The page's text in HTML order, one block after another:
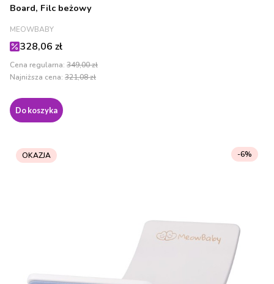
Board, Filc beżowy
PRODUCENT
MEOWBABY
Cena promocyjna
328,06 zł
Cena regularna: 349,00 zł
Najniższa cena: 321,08 zł
Do koszyka
OKAZJA -6%